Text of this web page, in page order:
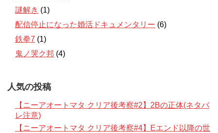
謎解き (1)
配信停止になった婚活ドキュメンタリー (6)
鉄拳7 (1)
鬼ノ哭ク邦 (4)
人気の投稿
【ニーアオートマタ クリア後考察#2】2Bの正体(ネタバ
レ注意)
【ニーアオートマタ クリア後考察#4】Eエンド以降の世